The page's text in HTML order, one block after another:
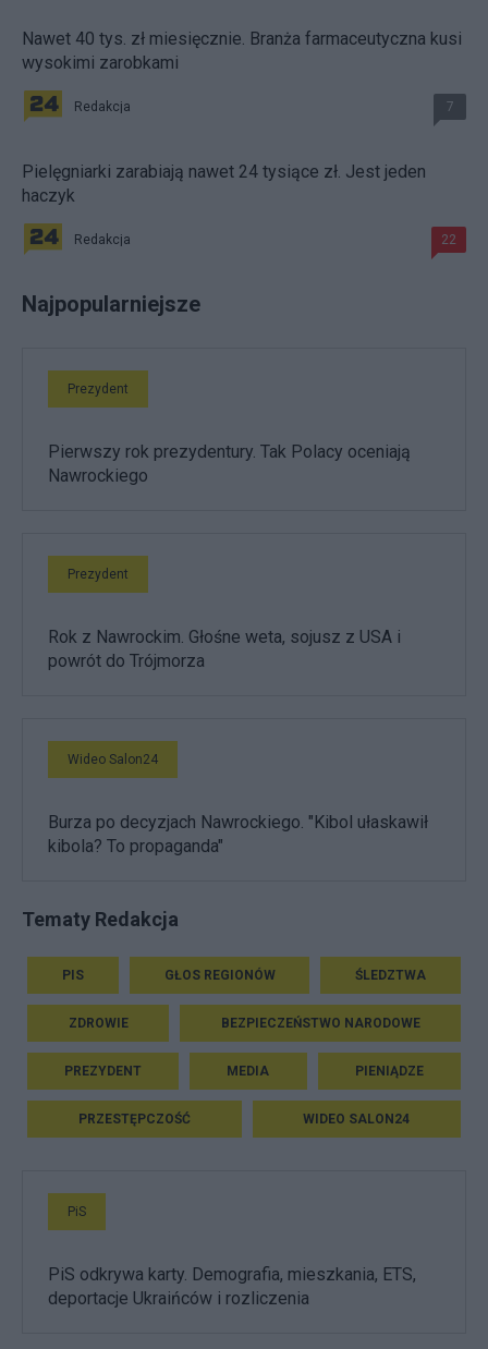
Nawet 40 tys. zł miesięcznie. Branża farmaceutyczna kusi
wysokimi zarobkami
Redakcja 7
Pielęgniarki zarabiają nawet 24 tysiące zł. Jest jeden
haczyk
Redakcja 22
Najpopularniejsze
Prezydent
Pierwszy rok prezydentury. Tak Polacy oceniają
Nawrockiego
Prezydent
Rok z Nawrockim. Głośne weta, sojusz z USA i
powrót do Trójmorza
Wideo Salon24
Burza po decyzjach Nawrockiego. "Kibol ułaskawił
kibola? To propaganda"
Tematy Redakcja
PIS GŁOS REGIONÓW ŚLEDZTWA
ZDROWIE BEZPIECZEŃSTWO NARODOWE
PREZYDENT MEDIA PIENIĄDZE
PRZESTĘPCZOŚĆ WIDEO SALON24
PiS
PiS odkrywa karty. Demografia, mieszkania, ETS,
deportacje Ukraińców i rozliczenia